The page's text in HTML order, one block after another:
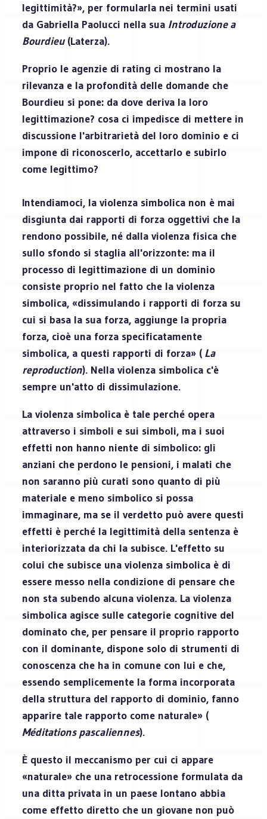
legittimità?», per formularla nei termini usati
da Gabriella Paolucci nella sua Introduzione a
Bourdieu(Laterza).
Proprio le agenzie di rating ci mostrano la
rilevanza e la profondità delle domande che
Bourdieu si pone: da dove deriva la loro
legittimazione? cosa ci impedisce di mettere in
discussione l'arbitrarietà del loro dominio e ci
impone di riconoscerlo, accettarlo e subirlo
come legittimo?
Intendiamoci, la violenza simbolica non è mai
disgiunta dai rapporti di forza oggettivi che la
rendono possibile, né dalla violenza fisica che
sullo sfondo si staglia all'orizzonte: ma il
processo di legittimazione di un dominio
consiste proprio nel fatto che la violenza
simbolica, «dissimulando i rapporti di forza su
cui si basa la sua forza, aggiunge la propria
forza, cioè una forza specificatamente
simbolica, a questi rapporti di forza» ( La
reproduction). Nella violenza simbolica c'è
sempre un'atto di dissimulazione.
La violenza simbolica è tale perché opera
attraverso i simboli e sui simboli, ma i suoi
effetti non hanno niente di simbolico: gli
anziani che perdono le pensioni, i malati che
non saranno più curati sono quanto di più
materiale e meno simbolico si possa
immaginare, ma se il verdetto può avere questi
effetti è perché la legittimità della sentenza è
interiorizzata da chi la subisce. L'effetto su
colui che subisce una violenza simbolica è di
essere messo nella condizione di pensare che
non sta subendo alcuna violenza. La violenza
simbolica agisce sulle categorie cognitive del
dominato che, per pensare il proprio rapporto
con il dominante, dispone solo di strumenti di
conoscenza che ha in comune con lui e che,
essendo semplicemente la forma incorporata
della struttura del rapporto di dominio, fanno
apparire tale rapporto come naturale» (
Méditations pascaliennes).
È questo il meccanismo per cui ci appare
«naturale» che una retrocessione formulata da
una ditta privata in un paese lontano abbia
come effetto diretto che un giovane non può